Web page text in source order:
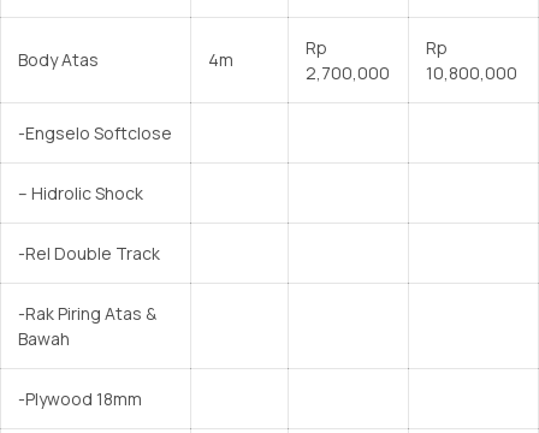
Body Atas 4m
Rp
2,700,000
Rp
10,800,000
-Engselo Softclose
– Hidrolic Shock
-Rel Double Track
-Rak Piring Atas &
Bawah
-Plywood 18mm